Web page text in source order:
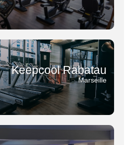
Keepcool Rabatau
Marseille